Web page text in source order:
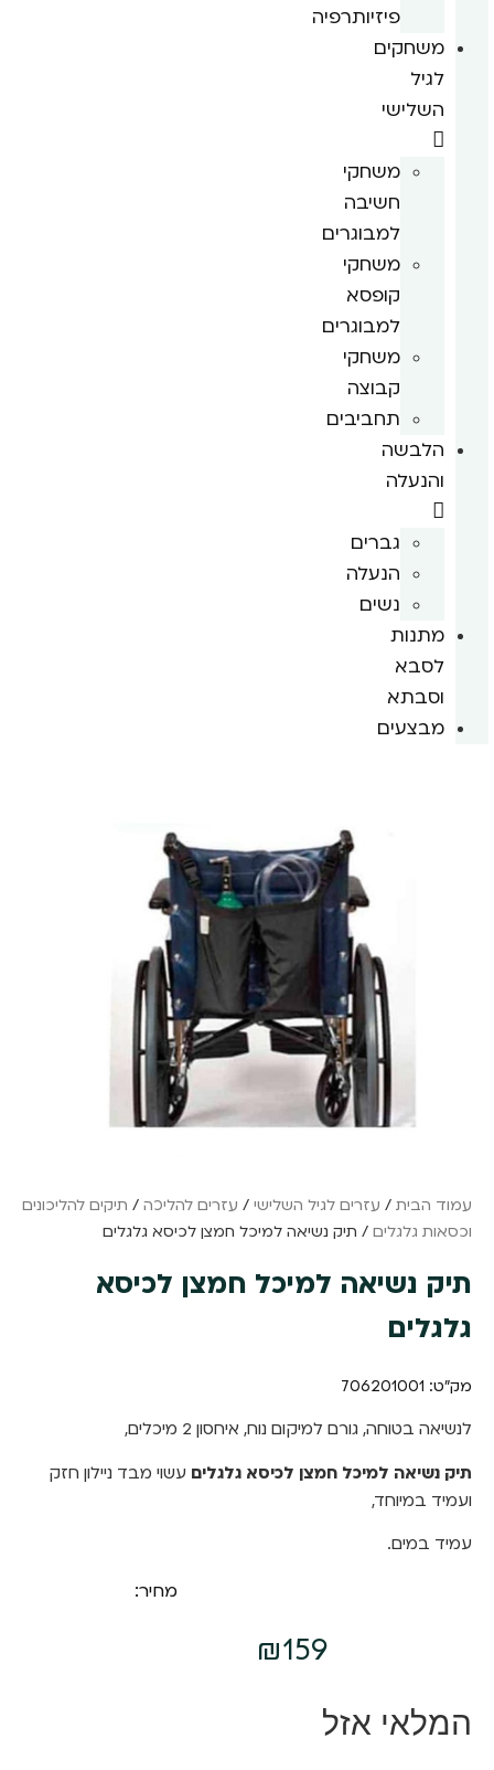
פיזיותרפיה
משחקים
לגיל
השלישי
משחקי
חשיבה
למבוגרים
משחקי
קופסא
למבוגרים
משחקי
קבוצה
תחביבים
הלבשה
והנעלה
גברים
הנעלה
נשים
מתנות
לסבא
וסבתא
מבצעים
עמוד הבית / עזרים לגיל השלישי / עזרים להליכה / תיקים להליכונים
וכסאות גלגלים / תיק נשיאה למיכל חמצן לכיסא גלגלים
תיק נשיאה למיכל חמצן לכיסא
גלגלים
מק"ט: 706201001
לנשיאה בטוחה, גורם למיקום נוח, איחסון 2 מיכלים,
תיק נשיאה למיכל חמצן לכיסא גלגלים עשוי מבד ניילון חזק
ועמיד במיוחד,
עמיד במים.
מחיר:
₪159
המלאי אזל